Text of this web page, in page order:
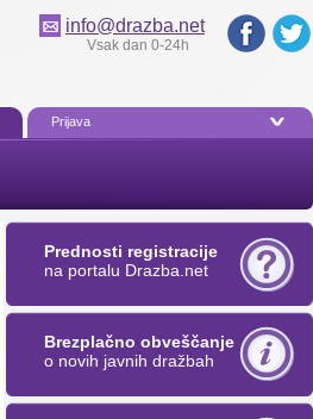
info@drazba.net
Vsak dan 0-24h
Prijava
Prednosti registracije
na portalu Drazba.net
Brezplačno obveščanje
o novih javnih dražbah